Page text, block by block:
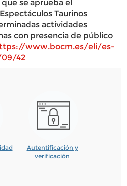
se aprueba el
Taurinos
actividades
con presencia de público
www.bocm.es/eli/es-
42
Autentificación y
verificación